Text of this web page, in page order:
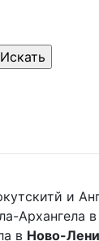
и
Архангела в
в Ново-